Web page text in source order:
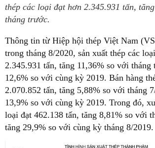
thép các loại đạt hơn 2.345.931 tấn,
tháng trước.
Thông tin từ Hiệp hội thép Việt Nam
trong tháng 8/2020, sản xuất thép các
2.345.931 tấn, tăng 11,36% so với tháng
12,6% so với cùng kỳ 2019. Bán hàng
2.070.852 tấn, tăng 5,88% so với tháng
13,9% so với cùng kỳ 2019. Trong đó,
loại đạt 462.138 tấn, tăng 8,81% so với
tăng 29,9% so với cùng kỳ tháng 8/2019.